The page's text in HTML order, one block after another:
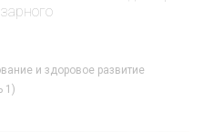
и здоровое развитие
1)